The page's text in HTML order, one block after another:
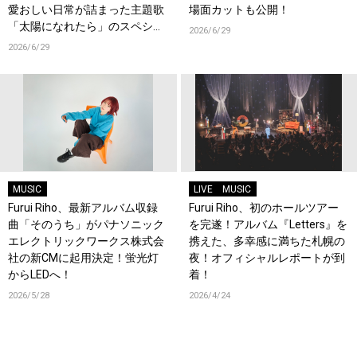
愛おしい日常が詰まった主題歌
「太陽になれたら」のスペシャ
ルビデオを公開！
2026/6/29
場面カットも公開！
2026/6/29
MUSIC
Furui Riho、最新アルバム収録
曲「そのうち」がパナソニック
エレクトリックワークス株式会
社の新CMに起用決定！蛍光灯
からLEDへ！
2026/5/28
LIVE MUSIC
Furui Riho、初のホールツアー
を完遂！アルバム『Letters』を
携えた、多幸感に満ちた札幌の
夜！オフィシャルレポートが到
着！
2026/4/24